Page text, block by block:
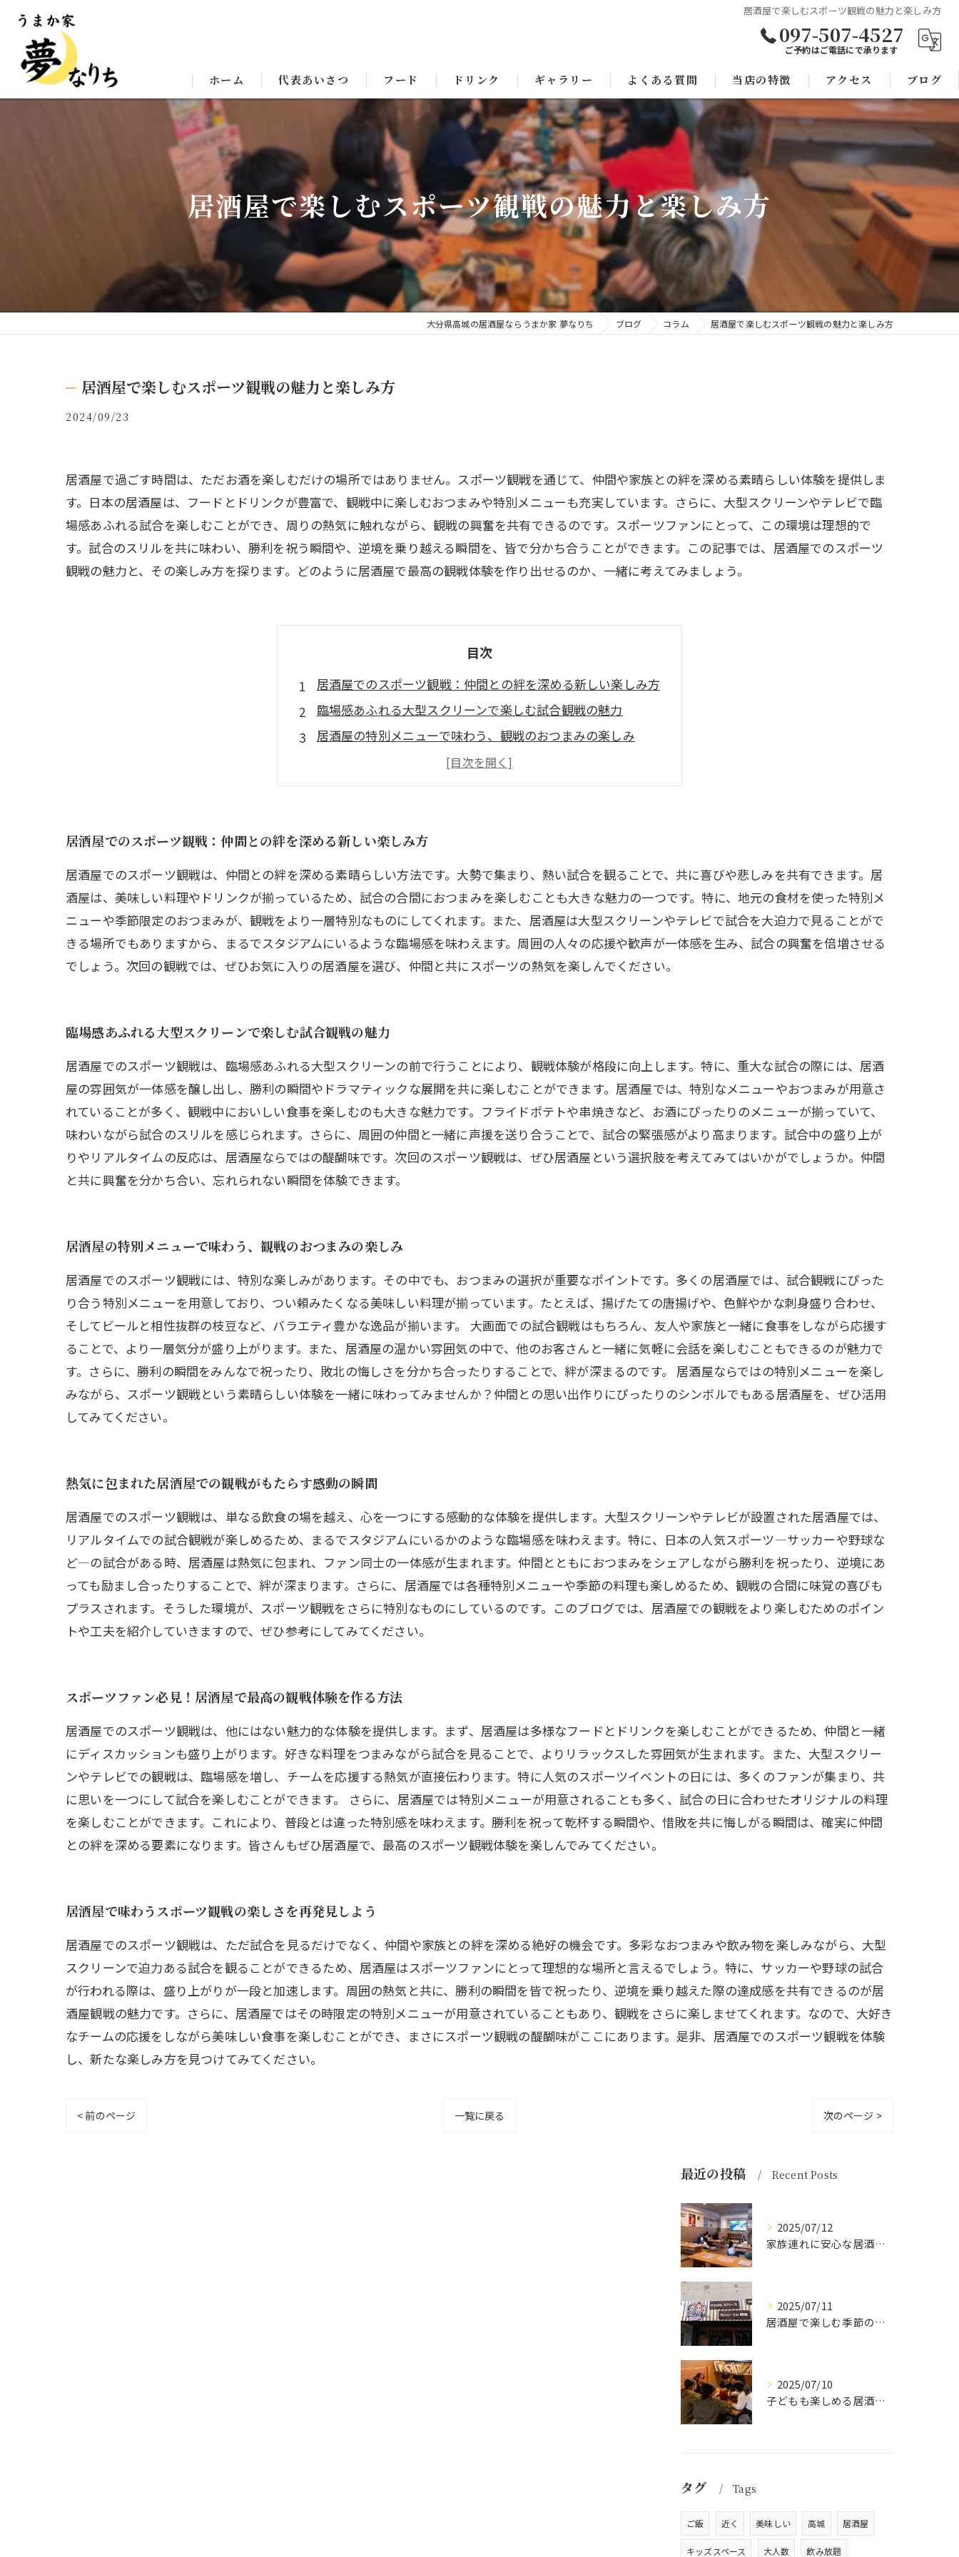
居酒屋で楽しむスポーツ観戦の魅力と楽しみ方
097-507-4527
ご予約はご電話にで承ります
ホーム 代表あいさつ フード ドリンク ギャラリー よくある質問 当店の特徴
焼き鳥
宴会
子連れ
スポーツ観戦
モツ鍋
アクセス ブログ
コラム
居酒屋で楽しむスポーツ観戦の魅力と楽しみ方
大分県高城の居酒屋ならうまか家 夢なりち ブログ コラム 居酒屋で楽しむスポーツ観戦の魅力と楽しみ方
居酒屋で楽しむスポーツ観戦の魅力と楽しみ方
2024/09/23
居酒屋で過ごす時間は、ただお酒を楽しむだけの場所ではありません。スポーツ観戦を通じて、仲間や家族との絆を深める素晴らしい体験を提供しま
す。日本の居酒屋は、フードとドリンクが豊富で、観戦中に楽しむおつまみや特別メニューも充実しています。さらに、大型スクリーンやテレビで臨
場感あふれる試合を楽しむことができ、周りの熱気に触れながら、観戦の興奮を共有できるのです。スポーツファンにとって、この環境は理想的で
す。試合のスリルを共に味わい、勝利を祝う瞬間や、逆境を乗り越える瞬間を、皆で分かち合うことができます。この記事では、居酒屋でのスポーツ
観戦の魅力と、その楽しみ方を探ります。どのように居酒屋で最高の観戦体験を作り出せるのか、一緒に考えてみましょう。
目次
居酒屋でのスポーツ観戦：仲間との絆を深める新しい楽しみ方
臨場感あふれる大型スクリーンで楽しむ試合観戦の魅力
居酒屋の特別メニューで味わう、観戦のおつまみの楽しみ
熱気に包まれた居酒屋での観戦がもたらす感動の瞬間
スポーツファン必見！居酒屋で最高の観戦体験を作る方法
居酒屋でのスポーツ観戦：仲間との絆を深める新しい楽しみ方
居酒屋でのスポーツ観戦は、仲間との絆を深める素晴らしい方法です。大勢で集まり、熱い試合を観ることで、共に喜びや悲しみを共有できます。居
酒屋は、美味しい料理やドリンクが揃っているため、試合の合間におつまみを楽しむことも大きな魅力の一つです。特に、地元の食材を使った特別メ
ニューや季節限定のおつまみが、観戦をより一層特別なものにしてくれます。また、居酒屋は大型スクリーンやテレビで試合を大迫力で見ることがで
きる場所でもありますから、まるでスタジアムにいるような臨場感を味わえます。周囲の人々の応援や歓声が一体感を生み、試合の興奮を倍増させる
でしょう。次回の観戦では、ぜひお気に入りの居酒屋を選び、仲間と共にスポーツの熱気を楽しんでください。
臨場感あふれる大型スクリーンで楽しむ試合観戦の魅力
居酒屋でのスポーツ観戦は、臨場感あふれる大型スクリーンの前で行うことにより、観戦体験が格段に向上します。特に、重大な試合の際には、居酒
屋の雰囲気が一体感を醸し出し、勝利の瞬間やドラマティックな展開を共に楽しむことができます。居酒屋では、特別なメニューやおつまみが用意さ
れていることが多く、観戦中においしい食事を楽しむのも大きな魅力です。フライドポテトや串焼きなど、お酒にぴったりのメニューが揃っていて、
味わいながら試合のスリルを感じられます。さらに、周囲の仲間と一緒に声援を送り合うことで、試合の緊張感がより高まります。試合中の盛り上が
りやリアルタイムの反応は、居酒屋ならではの醍醐味です。次回のスポーツ観戦は、ぜひ居酒屋という選択肢を考えてみてはいかがでしょうか。仲間
と共に興奮を分かち合い、忘れられない瞬間を体験できます。
居酒屋の特別メニューで味わう、観戦のおつまみの楽しみ
居酒屋でのスポーツ観戦には、特別な楽しみがあります。その中でも、おつまみの選択が重要なポイントです。多くの居酒屋では、試合観戦にぴった
り合う特別メニューを用意しており、つい頼みたくなる美味しい料理が揃っています。たとえば、揚げたての唐揚げや、色鮮やかな刺身盛り合わせ、
そしてビールと相性抜群の枝豆など、バラエティ豊かな逸品が揃います。 大画面での試合観戦はもちろん、友人や家族と一緒に食事をしながら応援す
ることで、より一層気分が盛り上がります。また、居酒屋の温かい雰囲気の中で、他のお客さんと一緒に気軽に会話を楽しむこともできるのが魅力で
す。さらに、勝利の瞬間をみんなで祝ったり、敗北の悔しさを分かち合ったりすることで、絆が深まるのです。 居酒屋ならではの特別メニューを楽し
みながら、スポーツ観戦という素晴らしい体験を一緒に味わってみませんか？仲間との思い出作りにぴったりのシンボルでもある居酒屋を、ぜひ活用
してみてください。
熱気に包まれた居酒屋での観戦がもたらす感動の瞬間
居酒屋でのスポーツ観戦は、単なる飲食の場を越え、心を一つにする感動的な体験を提供します。大型スクリーンやテレビが設置された居酒屋では、
リアルタイムでの試合観戦が楽しめるため、まるでスタジアムにいるかのような臨場感を味わえます。特に、日本の人気スポーツ—サッカーや野球な
ど—の試合がある時、居酒屋は熱気に包まれ、ファン同士の一体感が生まれます。仲間とともにおつまみをシェアしながら勝利を祝ったり、逆境にあ
っても励まし合ったりすることで、絆が深まります。さらに、居酒屋では各種特別メニューや季節の料理も楽しめるため、観戦の合間に味覚の喜びも
プラスされます。そうした環境が、スポーツ観戦をさらに特別なものにしているのです。このブログでは、居酒屋での観戦をより楽しむためのポイン
トや工夫を紹介していきますので、ぜひ参考にしてみてください。
スポーツファン必見！居酒屋で最高の観戦体験を作る方法
居酒屋でのスポーツ観戦は、他にはない魅力的な体験を提供します。まず、居酒屋は多様なフードとドリンクを楽しむことができるため、仲間と一緒
にディスカッションも盛り上がります。好きな料理をつまみながら試合を見ることで、よりリラックスした雰囲気が生まれます。また、大型スクリー
ンやテレビでの観戦は、臨場感を増し、チームを応援する熱気が直接伝わります。特に人気のスポーツイベントの日には、多くのファンが集まり、共
に思いを一つにして試合を楽しむことができます。 さらに、居酒屋では特別メニューが用意されることも多く、試合の日に合わせたオリジナルの料理
を楽しむことができます。これにより、普段とは違った特別感を味わえます。勝利を祝って乾杯する瞬間や、惜敗を共に悔しがる瞬間は、確実に仲間
との絆を深める要素になります。皆さんもぜひ居酒屋で、最高のスポーツ観戦体験を楽しんでみてください。
居酒屋で味わうスポーツ観戦の楽しさを再発見しよう
居酒屋でのスポーツ観戦は、ただ試合を見るだけでなく、仲間や家族との絆を深める絶好の機会です。多彩なおつまみや飲み物を楽しみながら、大型
スクリーンで迫力ある試合を観ることができるため、居酒屋はスポーツファンにとって理想的な場所と言えるでしょう。特に、サッカーや野球の試合
が行われる際は、盛り上がりが一段と加速します。周囲の熱気と共に、勝利の瞬間を皆で祝ったり、逆境を乗り越えた際の達成感を共有できるのが居
酒屋観戦の魅力です。さらに、居酒屋ではその時限定の特別メニューが用意されていることもあり、観戦をさらに楽しませてくれます。なので、大好き
なチームの応援をしながら美味しい食事を楽しむことができ、まさにスポーツ観戦の醍醐味がここにあります。是非、居酒屋でのスポーツ観戦を体験
し、新たな楽しみ方を見つけてみてください。
< 前のページ 一覧に戻る 次のページ >
最近の投稿 Recent Posts
2025/07/12
家族連れに安心な居酒屋体験
2025/07/11
居酒屋で楽しむ季節の味覚と生中継スポーツ観戦
2025/07/10
子どもも楽しめる居酒屋の魅力
タグ Tags
ご飯 近く 美味しい 高城 居酒屋
キッズスペース 大人数 飲み放題